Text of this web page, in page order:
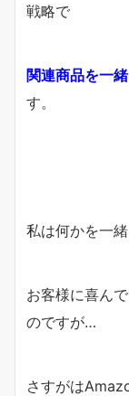
戦略で
関連商品を一
す。
私は何かを一
お客様に喜ん
のですが…
さすがは